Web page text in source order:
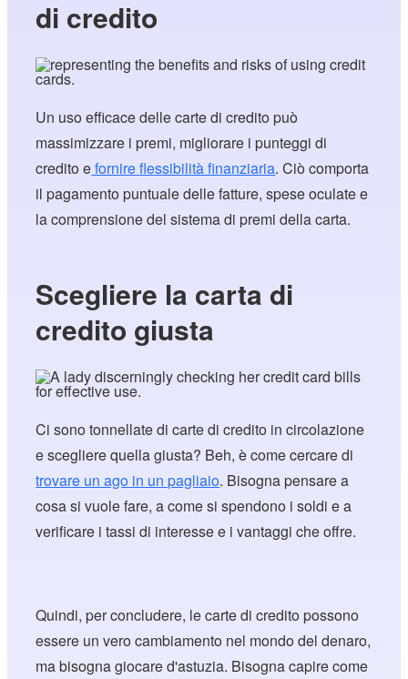
di credito
Un uso efficace delle carte di credito può
massimizzare i premi, migliorare i punteggi di
credito efornire flessibilità finanziaria. Ciò comporta
il pagamento puntuale delle fatture, spese oculate e
la comprensione del sistema di premi della carta.
Scegliere la carta di
credito giusta
Ci sono tonnellate di carte di credito in circolazione
e scegliere quella giusta? Beh, è come cercare di
trovare un ago in un pagliaio. Bisogna pensare a
cosa si vuole fare, a come si spendono i soldi e a
verificare i tassi di interesse e i vantaggi che offre.
Quindi, per concludere, le carte di credito possono
essere un vero cambiamento nel mondo del denaro,
ma bisogna giocare d'astuzia. Bisogna capire come